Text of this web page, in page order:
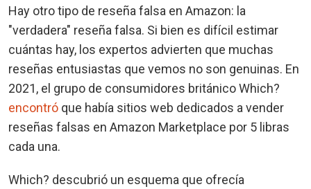
Hay otro tipo de reseña falsa en Amazon: la
"verdadera" reseña falsa. Si bien es difícil estimar
cuántas hay, los expertos advierten que muchas
reseñas entusiastas que vemos no son genuinas. En
2021, el grupo de consumidores británico Which?
encontró que había sitios web dedicados a vender
reseñas falsas en Amazon Marketplace por 5 libras
cada una.
Which? descubrió un esquema que ofrecía